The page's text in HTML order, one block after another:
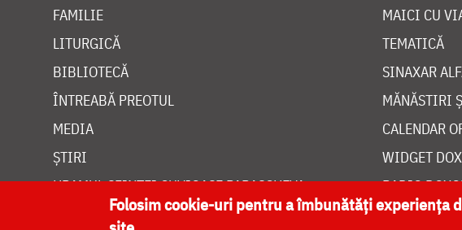
FAMILIE
LITURGICĂ
BIBLIOTECĂ
ÎNTREABĂ PREOTUL
MEDIA
ȘTIRI
HRAMUL SFINTEI CUVIOASE PARASCHEVA
MAICI CU
TEMATICĂ
SINAXAR
MĂNĂSTIRI
CALENDAR
WIDGET
RADIO
Folosim cookie-uri pentru a îmbunătăți experiența